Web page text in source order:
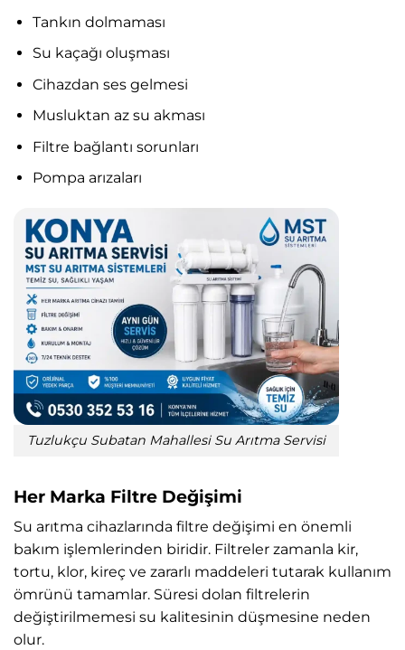
Tankın dolmaması
Su kaçağı oluşması
Cihazdan ses gelmesi
Musluktan az su akması
Filtre bağlantı sorunları
Pompa arızaları
Tuzlukçu Subatan Mahallesi Su Arıtma Servisi
Her Marka Filtre Değişimi
Su arıtma cihazlarında filtre değişimi en önemli
bakım işlemlerinden biridir. Filtreler zamanla kir,
tortu, klor, kireç ve zararlı maddeleri tutarak kullanım
ömrünü tamamlar. Süresi dolan filtrelerin
değiştirilmemesi su kalitesinin düşmesine neden
olur.